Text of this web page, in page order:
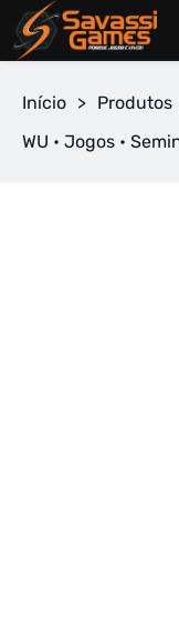
Início > Produtos
WU • Jogos •